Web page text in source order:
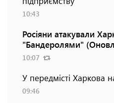
10:43
Росіяни атакували
"Бандеролями"
10:07
У передмісті Харкова
09:46